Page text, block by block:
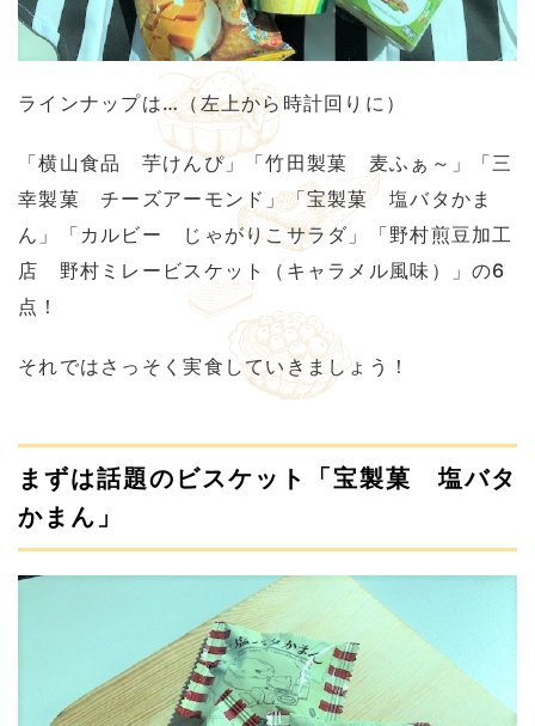
ラインナップは…（左上から時計回りに）
「横山食品 芋けんぴ」「竹田製菓 麦ふぁ～」「三
幸製菓 チーズアーモンド」「宝製菓 塩バタかま
ん」「カルビー じゃがりこサラダ」「野村煎豆加工
店 野村ミレービスケット（キャラメル風味）」の6
点！
それではさっそく実食していきましょう！
まずは話題のビスケット「宝製菓 塩バタ
かまん」